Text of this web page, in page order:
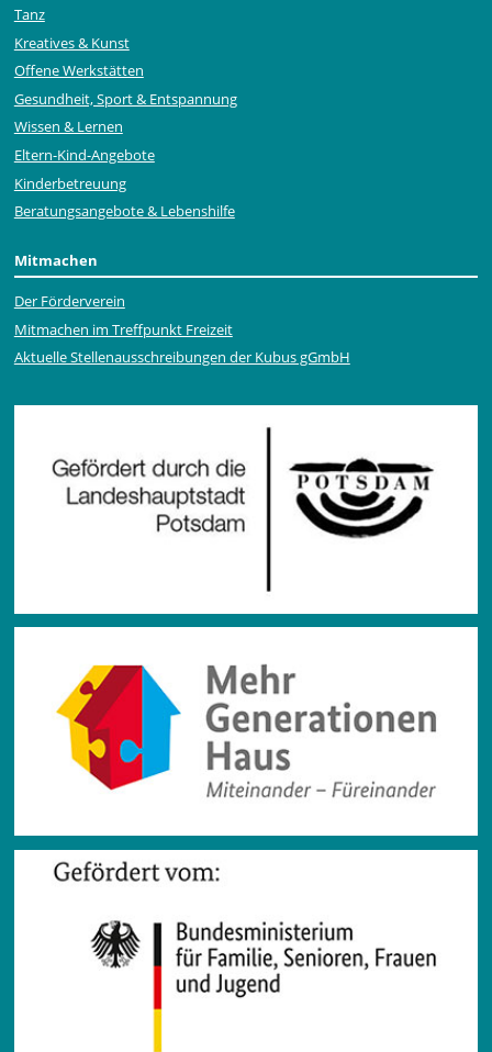
Tanz
Kreatives & Kunst
Offene Werkstätten
Gesundheit, Sport & Entspannung
Wissen & Lernen
Eltern-Kind-Angebote
Kinderbetreuung
Beratungsangebote & Lebenshilfe
Mitmachen
Der Förderverein
Mitmachen im Treffpunkt Freizeit
Aktuelle Stellen­ausschrei­bungen der Kubus gGmbH